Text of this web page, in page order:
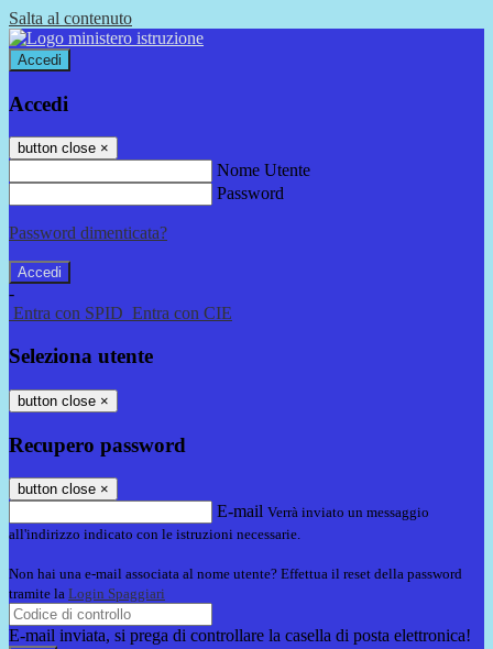
Salta al contenuto
Accedi
Accedi
button close ×
Nome Utente
Password
Password dimenticata?
-
Entra con SPID Entra con CIE
Seleziona utente
button close ×
Recupero password
button close ×
E-mail Verrà inviato un messaggio
all'indirizzo indicato con le istruzioni necessarie.
Non hai una e-mail associata al nome utente? Effettua il reset della password
tramite la Login Spaggiari
E-mail inviata, si prega di controllare la casella di posta elettronica!